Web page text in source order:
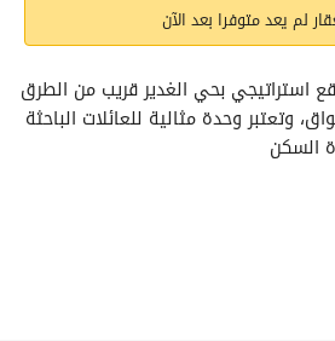
لم يعد متوفرا بعد الآن
السكن